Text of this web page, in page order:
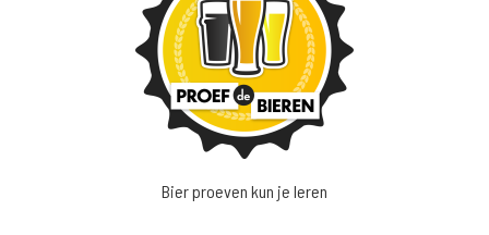
Bier proeven kun je leren